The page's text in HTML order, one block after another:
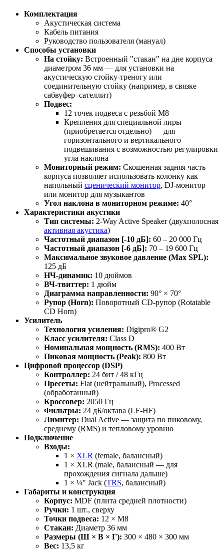
Комплектация
Акустическая система
Кабель питания
Руководство пользователя (мануал)
Способы установки
На стойку: Встроенный "стакан" на дне корпуса
диаметром 36 мм — для установки на
акустическую стойку-треногу или
соединительную стойку (например, в связке
сабвуфер–сателлит)
Подвес:
12 точек подвеса с резьбой М8
Крепления для специальной лиры
(приобретается отдельно) — для
горизонтального и вертикального
подвешивания с возможностью регулировки
угла наклона
Мониторный режим: Скошенная задняя часть
корпуса позволяет использовать колонку как
напольный сценический монитор, DJ-монитор
или монитор для музыкантов
Угол наклона в мониторном режиме: 40°
Характеристики акустики
Тип системы: 2-Way Active Speaker (двухполосная
активная акустика)
Частотный диапазон [-10 дБ]: 60 – 20 000 Гц
Частотный диапазон [-6 дБ]: 70 – 19 600 Гц
Максимальное звуковое давление (Max SPL):
125 дБ
НЧ-динамик: 10 дюймов
ВЧ-твиттер: 1 дюйм
Диаграмма направленности: 90° × 70°
Рупор (Horn): Поворотный CD-рупор (Rotatable
CD Horn)
Усилитель
Технология усиления: Digipro® G2
Класс усилителя: Class D
Номинальная мощность (RMS): 400 Вт
Пиковая мощность (Peak): 800 Вт
Цифровой процессор (DSP)
Контроллер: 24 бит / 48 кГц
Пресеты: Flat (нейтральный), Processed
(обработанный)
Кроссовер: 2050 Гц
Фильтры: 24 дБ/октава (LF-HF)
Лимитер: Dual Active — защита по пиковому,
среднему (RMS) и тепловому уровню
Подключение
Входы:
1 × XLR (female, балансный)
1 × XLR (male, балансный — для
прохождения сигнала дальше)
1 × ¼" Jack (TRS, балансный)
Габариты и конструкция
Корпус: MDF (плита средней плотности)
Ручки: 1 шт., сверху
Точки подвеса: 12 × М8
Стакан: Диаметр 36 мм
Размеры (Ш × В × Г): 300 × 480 × 300 мм
Вес: 13,5 кг